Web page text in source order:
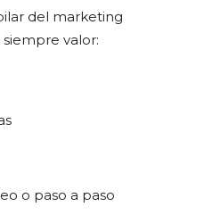
del marketing
valor:
o paso a paso